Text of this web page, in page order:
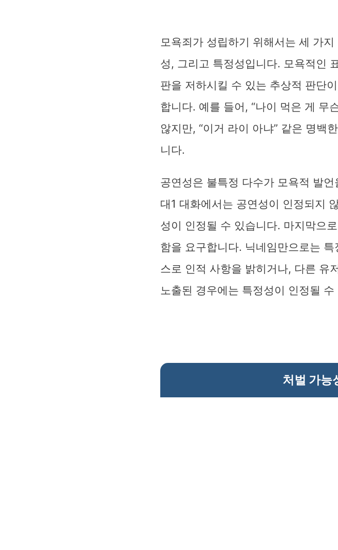
모욕죄가 성립하기 위해서는 세 가
성, 그리고 특정성입니다. 모욕적인
판을 저하시킬 수 있는 추상적 판단
합니다. 예를 들어, “나이 먹은 게 무
않지만, “이거 라이 아냐” 같은 명백
니다.
공연성은 불특정 다수가 모욕적 발
대1 대화에서는 공연성이 인정되지
성이 인정될 수 있습니다. 마지막으
함을 요구합니다. 닉네임만으로는
스로 인적 사항을 밝히거나, 다른 유
노출된 경우에는 특정성이 인정될 수
처벌 가능